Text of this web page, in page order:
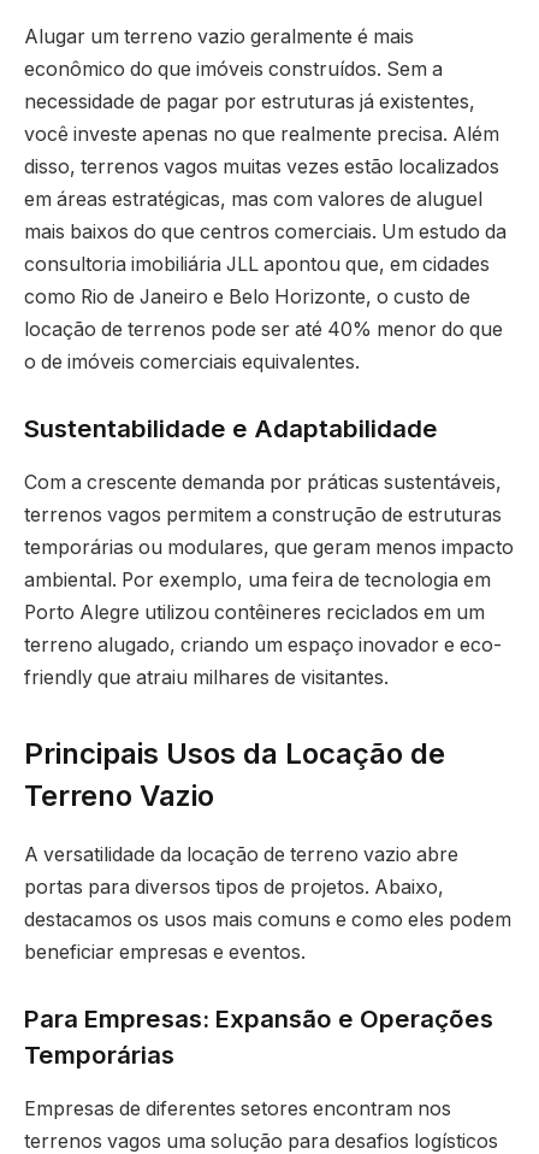
Alugar um terreno vazio geralmente é mais
econômico do que imóveis construídos. Sem a
necessidade de pagar por estruturas já existentes,
você investe apenas no que realmente precisa. Além
disso, terrenos vagos muitas vezes estão localizados
em áreas estratégicas, mas com valores de aluguel
mais baixos do que centros comerciais. Um estudo da
consultoria imobiliária JLL apontou que, em cidades
como Rio de Janeiro e Belo Horizonte, o custo de
locação de terrenos pode ser até 40% menor do que
o de imóveis comerciais equivalentes.
Sustentabilidade e Adaptabilidade
Com a crescente demanda por práticas sustentáveis,
terrenos vagos permitem a construção de estruturas
temporárias ou modulares, que geram menos impacto
ambiental. Por exemplo, uma feira de tecnologia em
Porto Alegre utilizou contêineres reciclados em um
terreno alugado, criando um espaço inovador e eco-
friendly que atraiu milhares de visitantes.
Principais Usos da Locação de
Terreno Vazio
A versatilidade da locação de terreno vazio abre
portas para diversos tipos de projetos. Abaixo,
destacamos os usos mais comuns e como eles podem
beneficiar empresas e eventos.
Para Empresas: Expansão e Operações
Temporárias
Empresas de diferentes setores encontram nos
terrenos vagos uma solução para desafios logísticos